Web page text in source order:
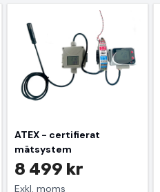
ATEX - certifierat
mätsystem
8 499 kr
Exkl. moms